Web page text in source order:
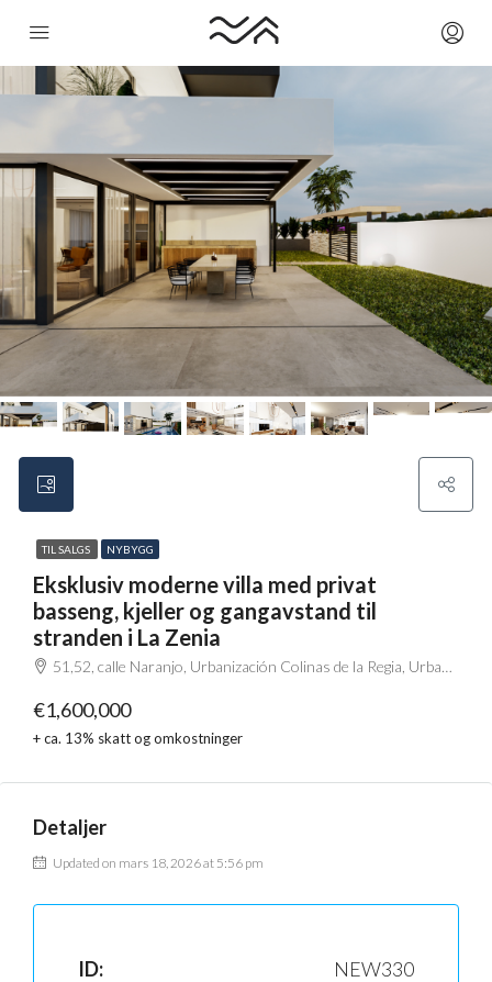
TIL SALGS NYBYGG
Eksklusiv moderne villa med privat
basseng, kjeller og gangavstand til
stranden i La Zenia
51,52, calle Naranjo, Urbanización Colinas de la Regia, Urbanización San José IV R3, Urbanización La Zenia II, Orihuela, el Baix Segura / La Vega Baja, Alacant / Alicante, Comunitat Valenciana, 03189, España
€1,600,000
+ ca. 13% skatt og omkostninger
Detaljer
Updated on mars 18, 2026 at 5:56 pm
ID: NEW330